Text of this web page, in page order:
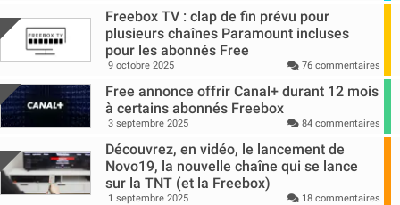
Freebox TV : clap de fin prévu pour
plusieurs chaînes Paramount incluses
pour les abonnés Free
9 octobre 2025 76 commentaires
Free annonce offrir Canal+ durant 12 mois
à certains abonnés Freebox
3 septembre 2025 84 commentaires
Découvrez, en vidéo, le lancement de
Novo19, la nouvelle chaîne qui se lance
sur la TNT (et la Freebox)
1 septembre 2025 18 commentaires